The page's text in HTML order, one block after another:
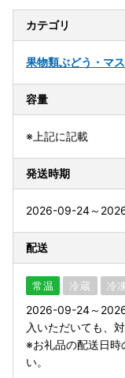
カテゴリ
果物類ぶどう・マ
容量
※上記に記載
発送時期
2026-09-24～
配送
常温 冷蔵 冷
2026-09-24～
入いただいても、
※お礼品の配送日時
い。